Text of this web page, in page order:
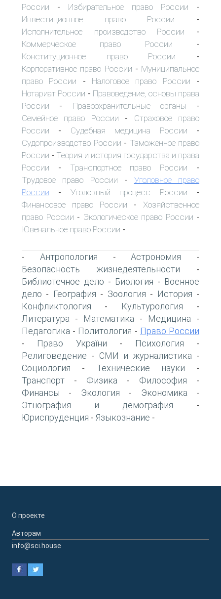
России - Избирательное право России -
Инвестиционное право России -
Исполнительное производство России -
Коммерческое право России -
Конституционное право России -
Корпоративное право России - Муниципальное
право России - Налоговое право России -
Нотариат России - Правоведение, основы права
России - Правоохранительные органы -
Семейное право России - Страховое право
России - Судебная медицина России -
Судопроизводство России - Таможенное право
России - Теория и история государства и права
России - Транспортное право России -
Трудовое право России - Уголовное право
России - Уголовный процесс России -
Финансовое право России - Хозяйственное
право России - Экологическое право России -
Ювенальное право России -
- Антропология -Астрономия -
Безопасность жизнедеятельности -
Библиотечное дело - Биология - Военное
дело - География - Зоология - История -
Конфликтология - Культурология -
Литература - Математика - Медицина -
Педагогика - Политология - Право России
- Право України - Психология -
Религоведение - СМИ и журналистика -
Социология - Технические науки -
Транспорт - Физика - Философия -
Финансы - Экология - Экономика -
Этнография и демография -
Юриспруденция - Языкознание -
О проекте
Авторам
info@sci.house